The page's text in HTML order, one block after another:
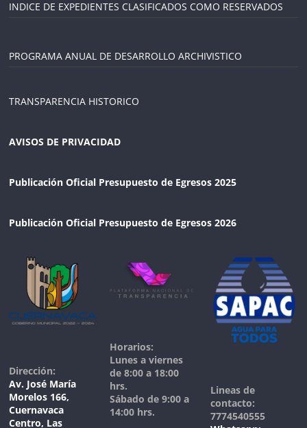
INDICE DE EXPEDIENTES CLASIFICADOS COMO RESERVADOS
PROGRAMA ANUAL DE DESARROLLO ARCHIVISTICO
TRANSPARENCIA HISTORICO
AVISOS DE PRIVACIDAD
Publicación Oficial Presupuesto de Egresos 2025
Publicación Oficial Presupuesto de Egresos 2026
Dirección:
Av. José María
Morelos 166,
Cuernavaca
Centro, Las
Horarios:
Lunes a viernes
de 8:00 a 18:00
hrs.
Sábado de 9:00 a
14:00 hrs.
Lineas de
contacto:
7774540555